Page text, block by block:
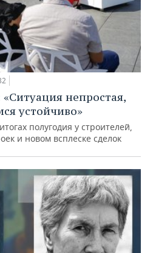
непростая,
устойчиво»
полугодия у строителей,
и новом всплеске сделок